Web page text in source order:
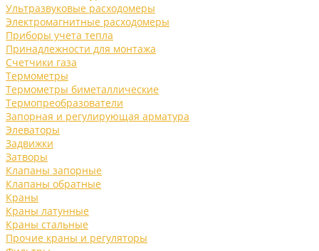
Ультразвуковые расходомеры
Электромагнитные расходомеры
Приборы учета тепла
Принадлежности для монтажа
Счетчики газа
Термометры
Термометры биметаллические
Термопреобразователи
Запорная и регулирующая арматура
Элеваторы
Задвижки
Затворы
Клапаны запорные
Клапаны обратные
Краны
Краны латунные
Краны стальные
Прочие краны и регуляторы